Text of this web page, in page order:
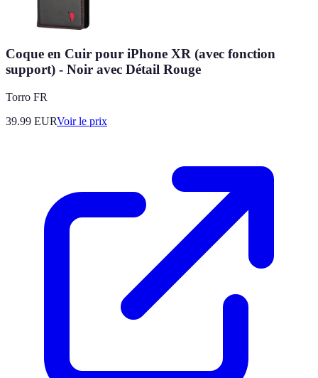
Coque en Cuir pour iPhone XR (avec fonction
support) - Noir avec Détail Rouge
Torro FR
39.99 EURVoir le prix